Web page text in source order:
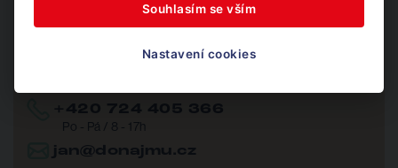
+420 724 405 366
Po - Pá / 8 - 17h
jan@donajmu.cz
Souhlasím se vším
Nastavení cookies